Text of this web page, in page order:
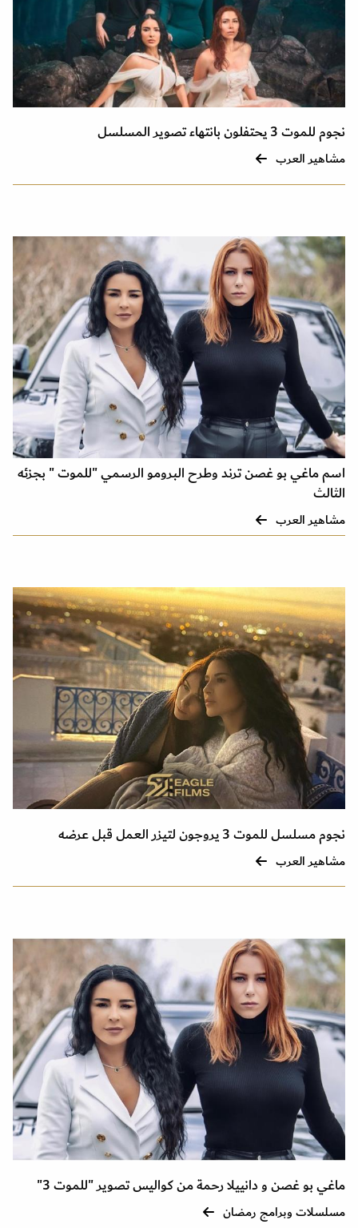
نجوم للموت 3 يحتفلون بانتهاء تصوير المسلسل
مشاهير العرب
اسم ماغي بو غصن ترند وطرح البرومو الرسمي "للموت " بجزئه
الثالث
مشاهير العرب
نجوم مسلسل للموت 3 يروجون لتيزر العمل قبل عرضه
مشاهير العرب
ماغي بو غصن و دانييلا رحمة من كواليس تصوير "للموت 3"
مسلسلات وبرامج رمضان